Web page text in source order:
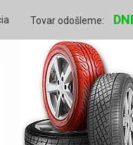
Tovar odošleme: